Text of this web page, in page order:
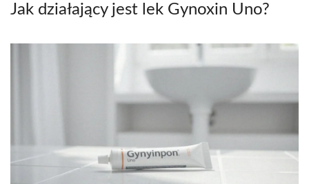
Jak działający jest lek Gynoxin Uno?